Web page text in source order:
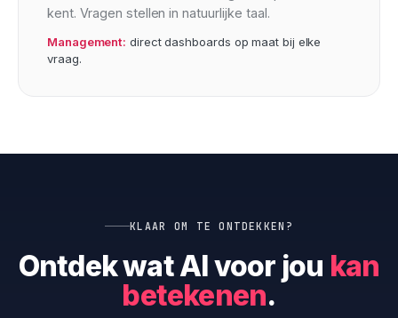
kent. Vragen stellen in natuurlijke taal.
Management: direct dashboards op maat bij elke
vraag.
KLAAR OM TE ONTDEKKEN?
Ontdek wat AI voor jou kan
betekenen.